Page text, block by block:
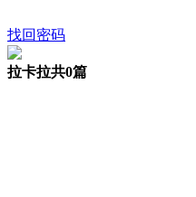
找回密码
拉卡拉共0篇